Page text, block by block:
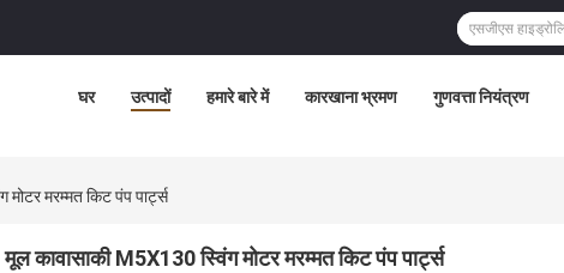
घर उत्पादों हमारे बारे में कारखाना भ्रमण गुणवत्ता नियंत्रण
मरम्मत किट पंप पार्ट्स
मूल कावासाकी M5X130 स्विंग मोटर मरम्मत किट पंप पार्ट्स